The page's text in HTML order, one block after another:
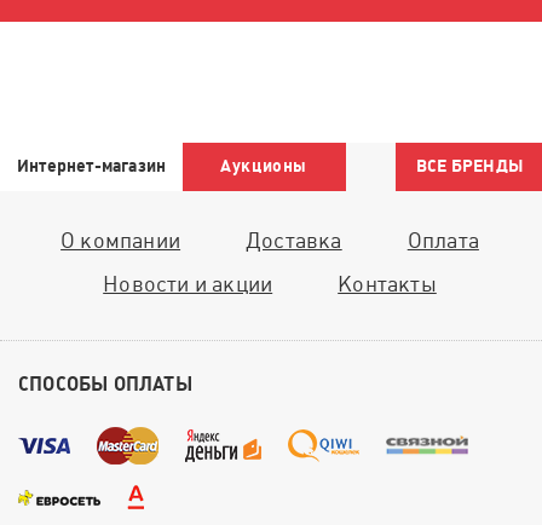
Интернет-магазин Аукционы ВСЕ БРЕНДЫ
О компании Доставка
Оплата
Новости и акции
Контакты
СПОСОБЫ ОПЛАТЫ